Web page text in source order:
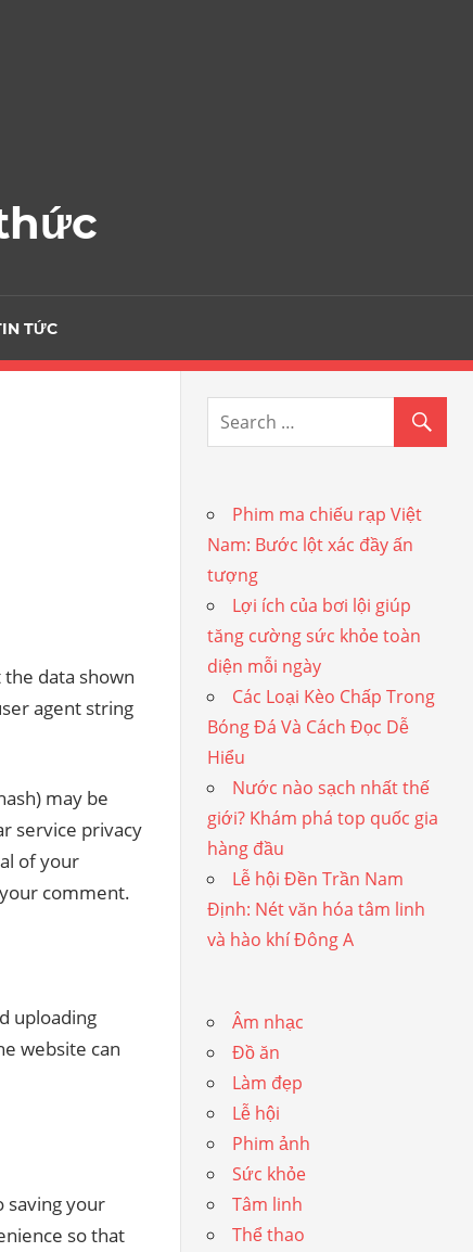
TỨC
data shown
agent string
may be
service privacy
of your
comment.
uploading
website can
saving your
so that
Phim ma chiếu rạp Việt
Nam: Bước lột xác đầy ấn
tượng
Lợi ích của bơi lội giúp
tăng cường sức khỏe toàn
diện mỗi ngày
Các Loại Kèo Chấp Trong
Bóng Đá Và Cách Đọc Dễ
Hiểu
Nước nào sạch nhất thế
giới? Khám phá top quốc gia
hàng đầu
Lễ hội Đền Trần Nam
Định: Nét văn hóa tâm linh
và hào khí Đông A
Âm nhạc
Đồ ăn
Làm đẹp
Lễ hội
Phim ảnh
Sức khỏe
Tâm linh
Thể thao